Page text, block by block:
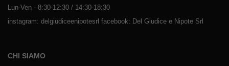
Lun-Ven - 8:30-12:30 / 14:30-18:30
instagram: delgiudiceenipotesrl facebook: Del Giudice e Nipote Srl
CHI SIAMO